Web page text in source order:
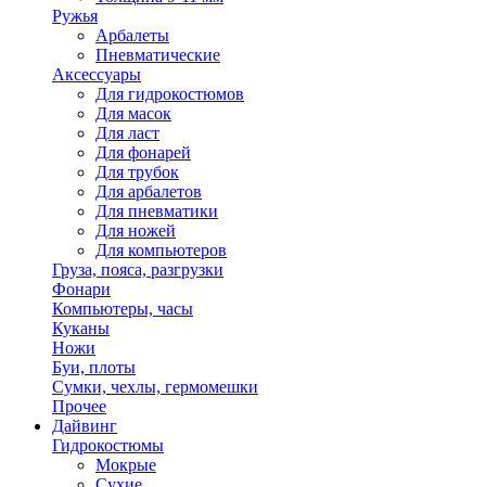
Ружья
Арбалеты
Пневматические
Аксессуары
Для гидрокостюмов
Для масок
Для ласт
Для фонарей
Для трубок
Для арбалетов
Для пневматики
Для ножей
Для компьютеров
Груза, пояса, разгрузки
Фонари
Компьютеры, часы
Куканы
Ножи
Буи, плоты
Сумки, чехлы, гермомешки
Прочее
Дайвинг
Гидрокостюмы
Мокрые